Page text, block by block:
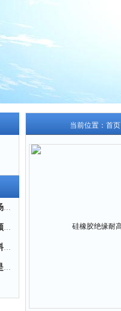
硅橡胶电缆：性能、应用与市场前景
硅橡胶电缆的特点以及在不同领域中所发挥的重要作用
硅橡胶电缆：高性能电绝缘材料的的美好应用
硅橡胶电缆和普通电缆的区别是什么？为你揭晓答案！
当前位置： 首页